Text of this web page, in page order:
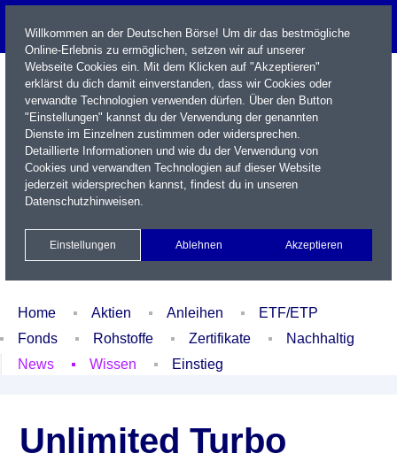
Name / WKN / ISIN / Kürzel
Xetra Realtime
Watchlist Portfolio Login
Home Aktien Anleihen
ETF/ETP
Fonds
Rohstoffe Zertifikate
Nachhaltig
News
Wissen Einstieg
Unlimited Turbo
Willkommen an der Deutschen Börse! Um dir das bestmögliche
Online-Erlebnis zu ermöglichen, setzen wir auf unserer
Webseite Cookies ein. Mit dem Klicken auf "Akzeptieren"
erklärst du dich damit einverstanden, dass wir Cookies oder
verwandte Technologien verwenden dürfen. Über den Button
"Einstellungen" kannst du der Verwendung der genannten
Dienste im Einzelnen zustimmen oder widersprechen.
Detaillierte Informationen und wie du der Verwendung von
Cookies und verwandten Technologien auf dieser Website
jederzeit widersprechen kannst, findest du in unseren
Datenschutzhinweisen.
Einstellungen Ablehnen Akzeptieren